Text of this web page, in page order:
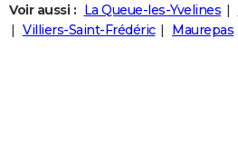
Art de vivre
Bien-être
Loisirs
Mode
Modes de vie
SANTE
Voir aussi : La Queue-les-Yvelines
Villiers-Saint-Frédéric
Maurepas